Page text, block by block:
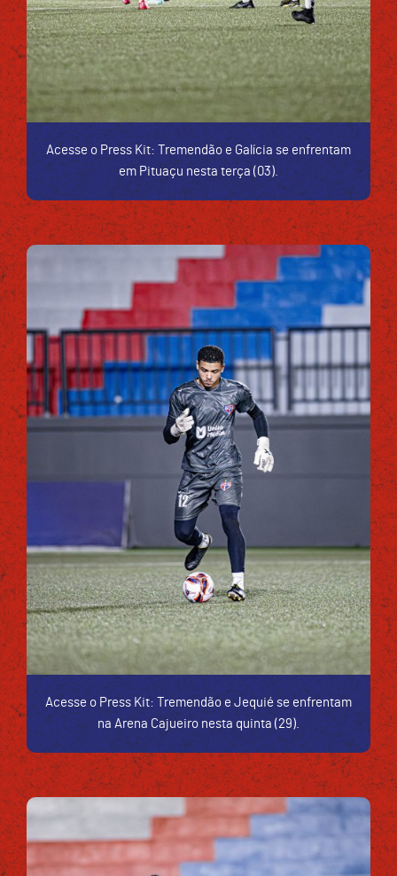
Acesse o Press Kit: Tremendão e Galícia se enfrentam
em Pituaçu nesta terça (03).
Acesse o Press Kit: Tremendão e Jequié se enfrentam
na Arena Cajueiro nesta quinta (29).